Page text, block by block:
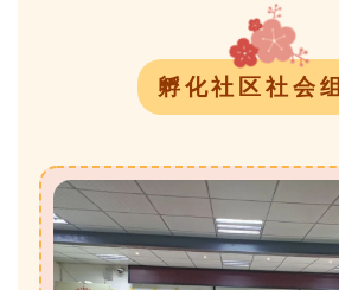
孵化社区社会